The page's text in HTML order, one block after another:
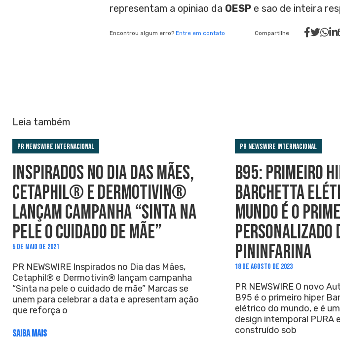
representam a opiniao da OESP e sao de inteira
Encontrou algum erro? Entre em contato Compartilhe
Leia também
PR Newswire Internacional
INSPIRADOS NO DIA DAS MÃES,
CETAPHIL® E DERMOTIVIN®
LANÇAM CAMPANHA “SINTA NA
PELE O CUIDADO DE MÃE”
5 DE MAIO DE 2021
PR NEWSWIRE Inspirados no Dia das Mães,
Cetaphil® e Dermotivin® lançam campanha
“Sinta na pele o cuidado de mãe” Marcas se
unem para celebrar a data e apresentam ação
que reforça o
SAIBA MAIS
PR Newswire Internacional
B95: PRIMEIRO
BARCHETTA
MUNDO É O
PININFARINA
18 DE AGOSTO DE 2023
PR NEWSWIRE O novo
B95 é o primeiro hiper
elétrico do mundo, e é
design intemporal PURA
construído sob